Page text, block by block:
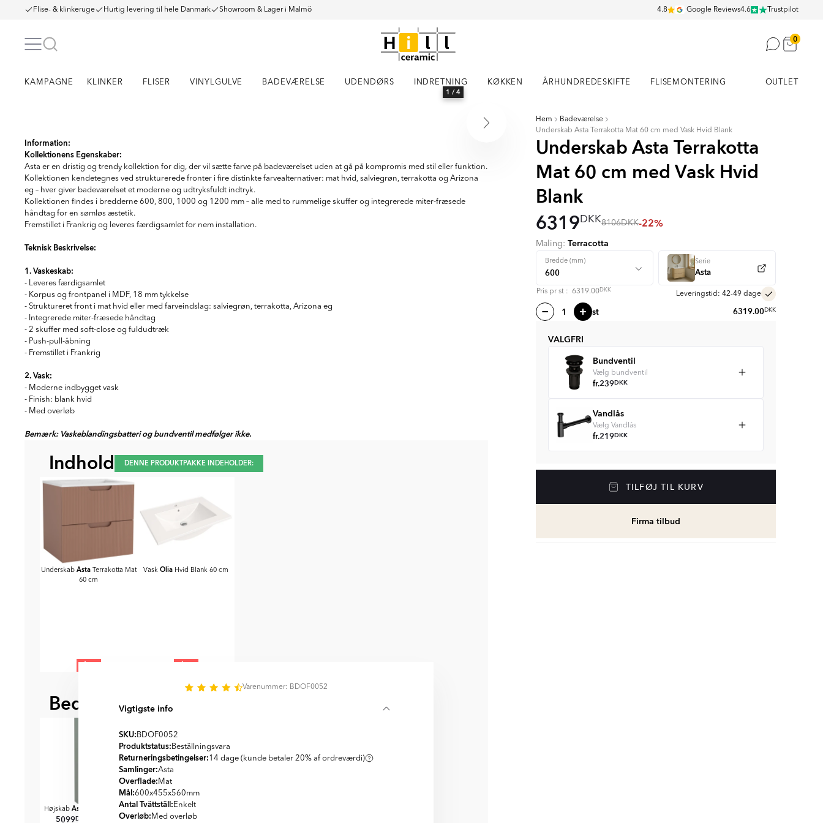
Flise- & klinkeruge Hurtig levering til hele Danmark Showroom & Lager i Malmö 4.8 Google Reviews4.6 Trustpilot
0
KAMPAGNE KLINKER FLISER VINYLGULVE BADEVÆRELSE UDENDØRS INDRETNING KØKKEN ÅRHUNDREDESKIFTE FLISEMONTERING OUTLET
of
4
1 / 4
Hem
Badeværelse
Underskab Asta Terrakotta Mat 60 cm med Vask Hvid Blank
Underskab Asta Terrakotta
Mat 60 cm med Vask Hvid
Blank
6319DKK8106DKK-22%
Maling:Terracotta
Bredde (mm) Serie
Asta
Pris prst : 6319.00DKK
Leveringstid: 42-49 dage
st 6319.00DKK
VALGFRI
Bundventil
Vælg bundventil
fr.239DKK
Vandlås
Vælg Vandlås
fr.219DKK
TILFØJ TIL KURV
Firma tilbud
Information:
Kollektionens Egenskaber:
Asta er en dristig og trendy kollektion for dig, der vil sætte farve på badeværelset uden at gå på kompromis med stil eller funktion.
Kollektionen kendetegnes ved strukturerede fronter i fire distinkte farvealternativer: mat hvid, salviegrøn, terrakotta og Arizona
eg – hver giver badeværelset et moderne og udtryksfuldt indtryk.
Kollektionen findes i bredderne 600, 800, 1000 og 1200 mm – alle med to rummelige skuffer og integrerede miter-fræsede
håndtag for en sømløs æstetik.
Fremstillet i Frankrig og leveres færdigsamlet for nem installation.
Teknisk Beskrivelse:
1. Vaskeskab:
- Leveres færdigsamlet
- Korpus og frontpanel i MDF, 18 mm tykkelse
- Struktureret front i mat hvid eller med farveindslag: salviegrøn, terrakotta, Arizona eg
- Integrerede miter-fræsede håndtag
- 2 skuffer med soft-close og fuldudtræk
- Push-pull-åbning
- Fremstillet i Frankrig
2. Vask:
- Moderne indbygget vask
- Finish: blank hvid
- Med overløb
Bemærk: Vaskeblandingsbatteri og bundventil medfølger ikke.
Indhold DENNE PRODUKTPAKKE INDEHOLDER:
Underskab AstaTerrakotta Mat
60 cm
1 st
VaskOlia Hvid Blank 60 cm
1 st
Bedre sammen
Højskab Asta Salviegrøn Mat
5099DKK DKK
Varenummer: BDOF0052
Vigtigste info
SKU: BDOF0052
Produktstatus: Beställningsvara
Returneringsbetingelser:14 dage (kunde betaler 20% af ordreværdi)
Samlinger:Asta
Overflade: Mat
Mål:600x455x560mm
Antal Tvättställ: Enkelt
Overløb: Med overløb